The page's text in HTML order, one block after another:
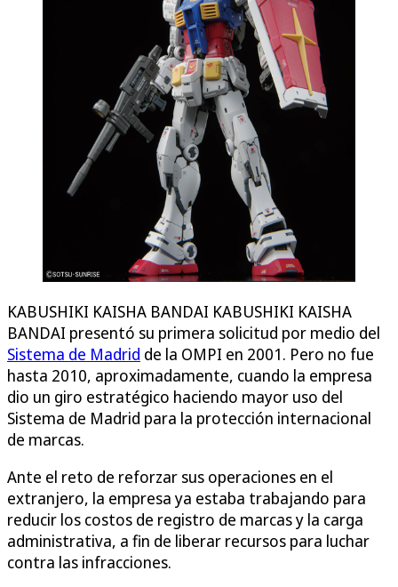
KABUSHIKI KAISHA BANDAI KABUSHIKI KAISHA
BANDAI presentó su primera solicitud por medio del
Sistema de Madrid de la OMPI en 2001. Pero no fue
hasta 2010, aproximadamente, cuando la empresa
dio un giro estratégico haciendo mayor uso del
Sistema de Madrid para la protección internacional
de marcas.
Ante el reto de reforzar sus operaciones en el
extranjero, la empresa ya estaba trabajando para
reducir los costos de registro de marcas y la carga
administrativa, a fin de liberar recursos para luchar
contra las infracciones.